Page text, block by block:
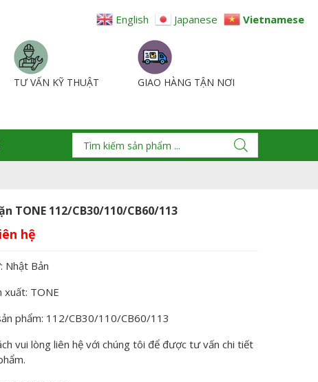
TƯ VẤN KỸ THUẬT GIAO HÀNG TẬN NƠI
TONE 112/CB30/110/CB60/113
Nhật Bản
xuất: TONE
phẩm: 112/CB30/110/CB60/113
vui lòng liên hệ với chúng tôi để được tư vấn chi tiết
English Japanese Vietnamese